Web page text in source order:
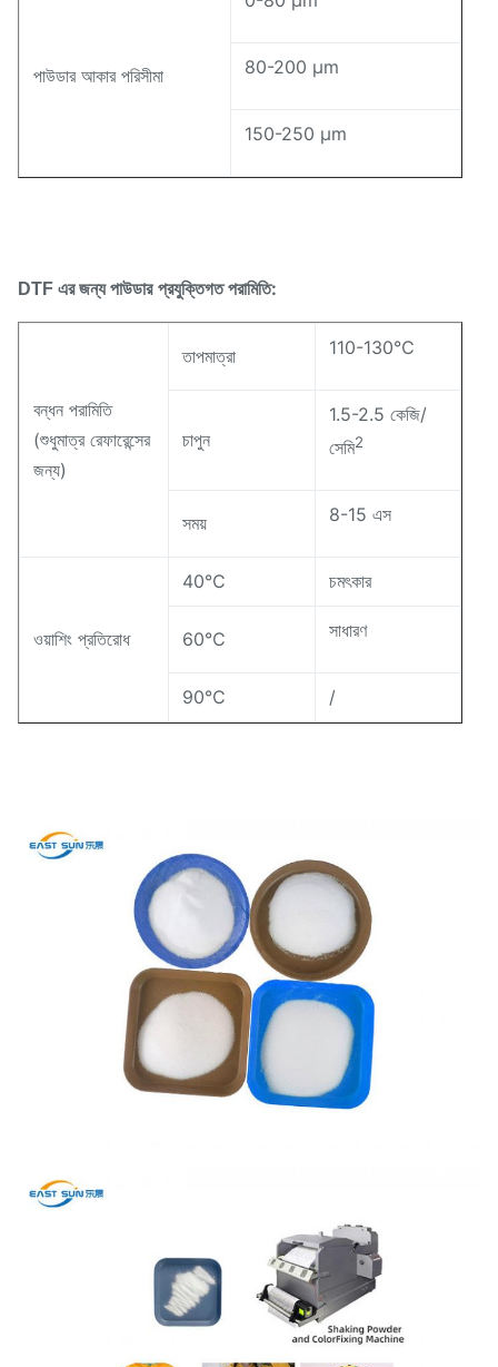
পাউডার আকার পরিসীমা 80-200 μm
150-250 μm
DTF এর জন্য পাউডার প্রযুক্তিগত পরামিতি:
বন্ধন পরামিতি
(শুধুমাত্র রেফারেন্সের
জন্য)
তাপমাত্রা 110-130℃
চাপুন
1.5-2.5 কেজি/
সেমি2
সময় 8-15 এস
ওয়াশিং প্রতিরোধ
40℃ চমৎকার
60℃ সাধারণ
90℃ /